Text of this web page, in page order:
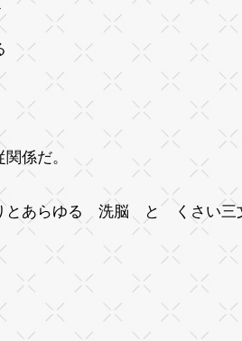
係だ。
とあらゆる 洗脳 と くさい三